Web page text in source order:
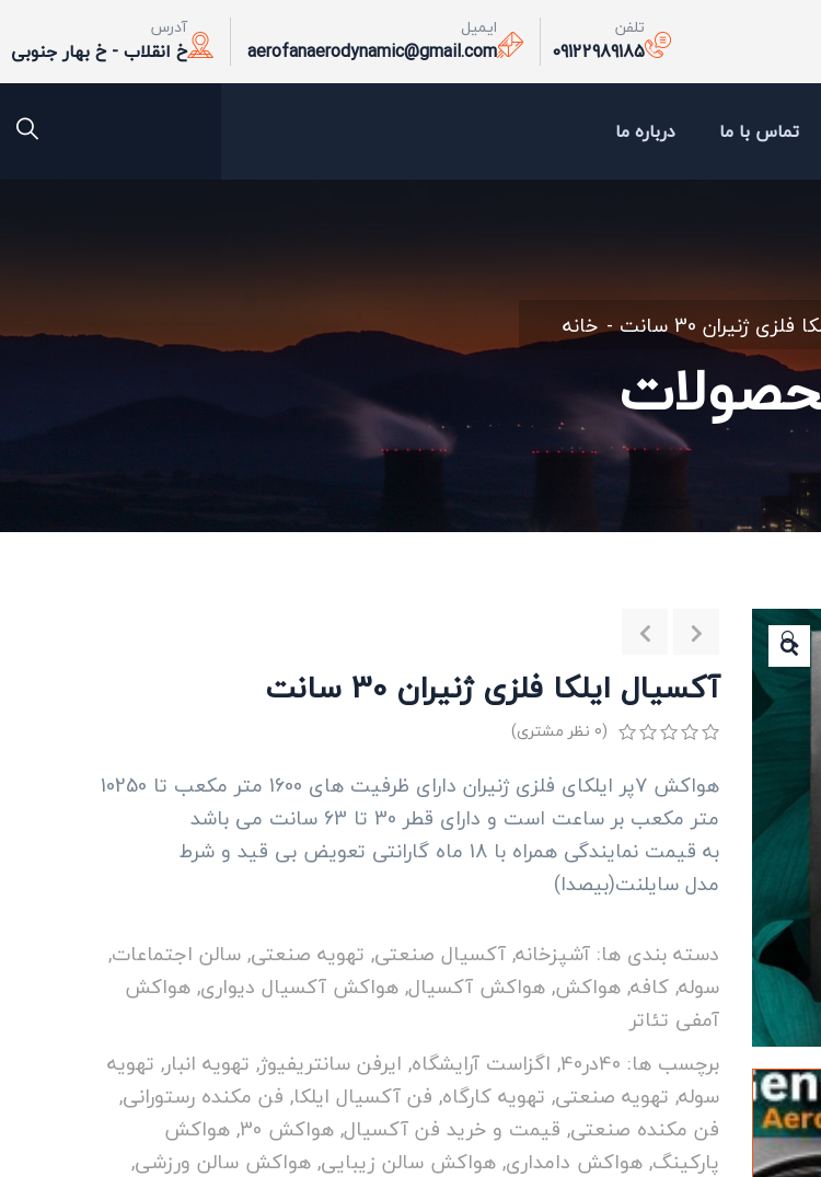
تلفن
09122989185
ایمیل
aerofanaerodynamic@gmail.com
آدرس
خ انقلاب - خ بهار جنوبی
تماس با ما درباره ما
خانه ژنیران 30 سانت
🔍
آکسیال ایلکا فلزی ژنیران 30 سانت
از
بر
اساس
بندی
مشتری
(
0 نظر مشتری)
هواکش 7پر ایلکای فلزی ژنیران دارای ظرفیت های 1600 متر مکعب تا 10250
متر مکعب بر ساعت است و دارای قطر 30 تا 63 سانت می باشد
به قیمت نمایندگی همراه با 18 ماه گارانتی تعویض بی قید و شرط
مدل سایلنت(بیصدا)
دسته بندی ها: آشپزخانه,آکسیال صنعتی, تهویه صنعتی,سالن اجتماعات,
سوله,کافه,هواکش,هواکش آکسیال,هواکش آکسیال دیواری,هواکش
آمفی تئاتر
برچسب ها: 40در40 , اگزاست آرایشگاه, ایرفن سانتریفیوژ, تهویه انبار, تهویه
سوله, تهویه صنعتی, تهویه کارگاه, فن آکسیال ایلکا, فن مکنده رستورانی,
فن مکنده صنعتی, قیمت و خرید فن آکسیال,هواکش 30 ,هواکش
پارکینگ,هواکش دامداری,هواکش سالن زیبایی,هواکش سالن ورزشی,